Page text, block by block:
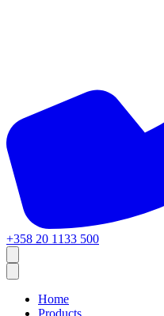
+358 20 1133 500
Home